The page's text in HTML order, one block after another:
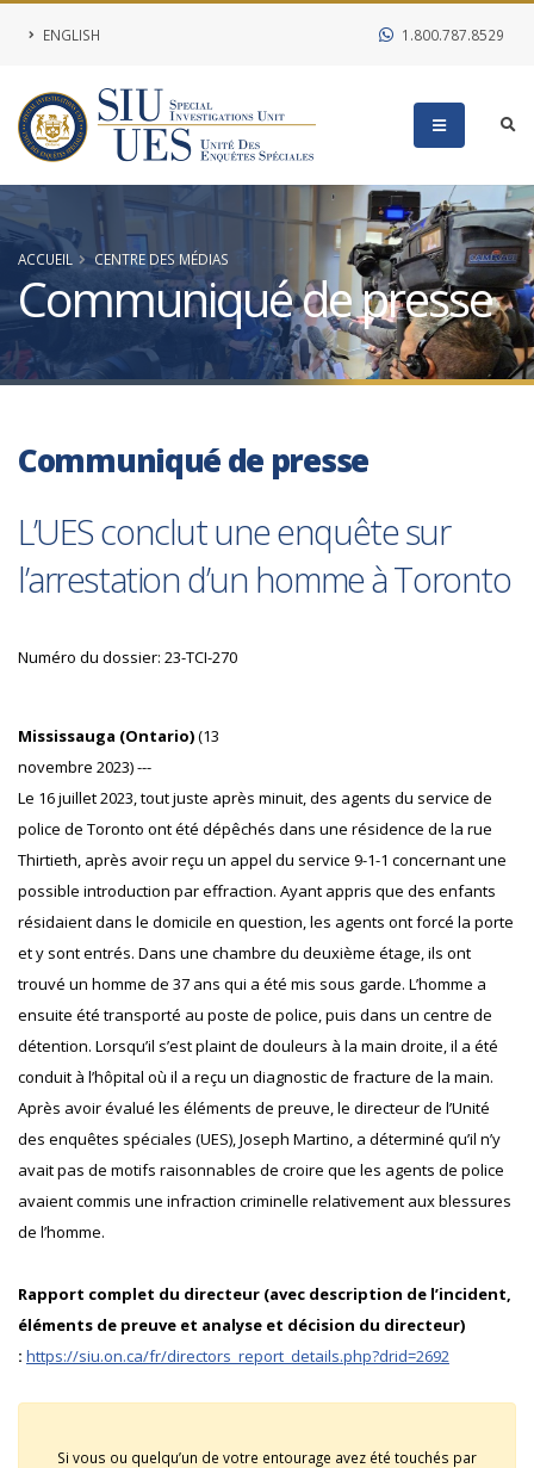
ENGLISH 1.800.787.8529
ACCUEIL CENTRE DES MÉDIAS
Communiqué de presse
Communiqué de presse
L’UES conclut une enquête sur
l’arrestation d’un homme à Toronto
Numéro du dossier: 23-TCI-270
Mississauga (Ontario)(13
novembre 2023) ---
Le 16 juillet 2023, tout juste après minuit, des agents du service de
police de Toronto ont été dépêchés dans une résidence de la rue
Thirtieth, après avoir reçu un appel du service 9-1-1 concernant une
possible introduction par effraction. Ayant appris que des enfants
résidaient dans le domicile en question, les agents ont forcé la porte
et y sont entrés. Dans une chambre du deuxième étage, ils ont
trouvé un homme de 37 ans qui a été mis sous garde. L’homme a
ensuite été transporté au poste de police, puis dans un centre de
détention. Lorsqu’il s’est plaint de douleurs à la main droite, il a été
conduit à l’hôpital où il a reçu un diagnostic de fracture de la main.
Après avoir évalué les éléments de preuve, le directeur de l’Unité
des enquêtes spéciales (UES), Joseph Martino, a déterminé qu’il n’y
avait pas de motifs raisonnables de croire que les agents de police
avaient commis une infraction criminelle relativement aux blessures
de l’homme.
Rapport complet du directeur (avec description de l’incident,
éléments de preuve et analyse et décision du directeur)
: https://siu.on.ca/fr/directors_report_details.php?drid=2692
Si vous ou quelqu’un de votre entourage avez été touchés par